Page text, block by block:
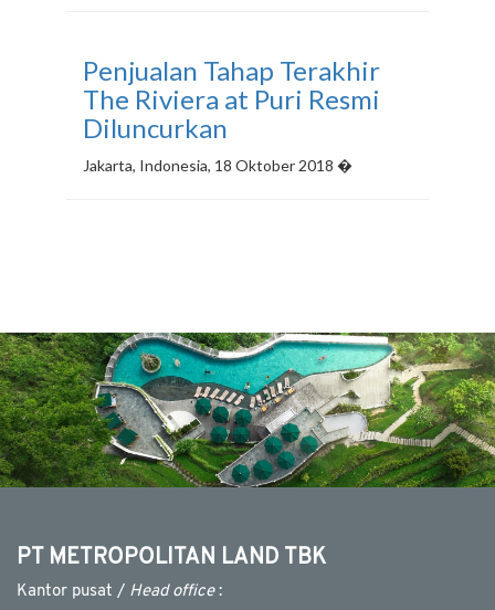
Penjualan Tahap Terakhir
The Riviera at Puri Resmi
Diluncurkan
Jakarta, Indonesia, 18 Oktober 2018 �
PT METROPOLITAN LAND TBK
Kantor pusat / Head office: